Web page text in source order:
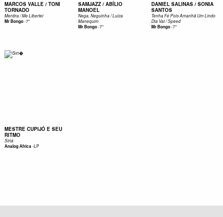
MARCOS VALLE / TONI
TORNADO
Mentira / Me Libertei
Mr Bongo-7"
SAMJAZZ / ABÍLIO
MANOEL
Nega, Neguinha / Luiza
Manequim
Mr Bongo-7"
DANIEL SALINAS / SONIA
SANTOS
Tenha Fé Pois Amanhã Um Lindo
Dia Vai / Speed
Mr Bongo-7"
MESTRE CUPIJÓ E SEU
RITMO
Siriá
Analog Africa-LP